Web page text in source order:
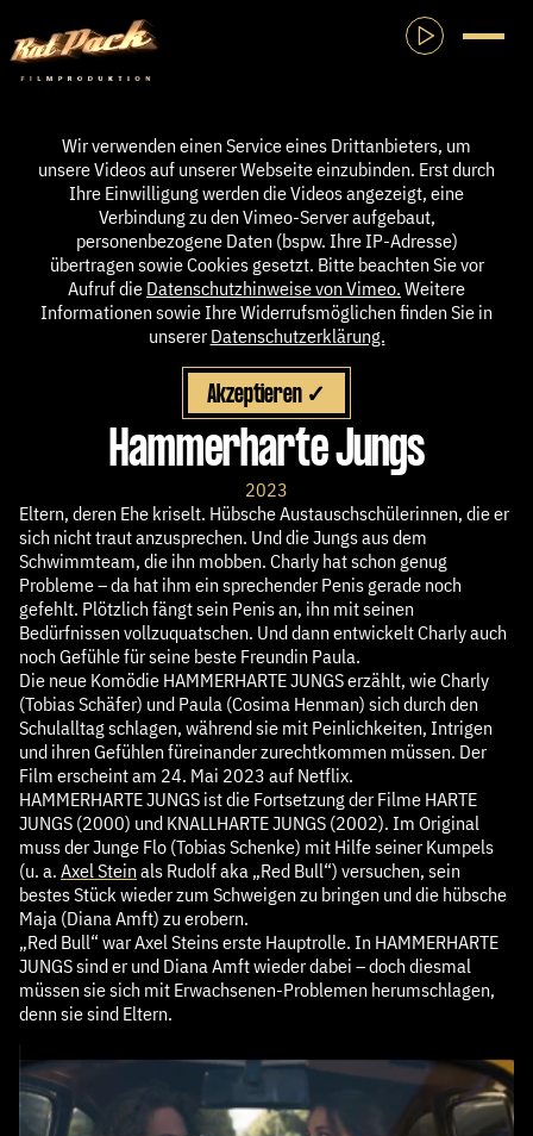
Rat Pack Film Ton ein- und
Wir verwenden einen Service eines Drittanbieters, um
unsere Videos auf unserer Webseite einzubinden. Erst durch
Ihre Einwilligung werden die Videos angezeigt, eine
Verbindung zu den Vimeo-Server aufgebaut,
personenbezogene Daten (bspw. Ihre IP-Adresse)
übertragen sowie Cookies gesetzt. Bitte beachten Sie vor
Aufruf die Datenschutzhinweise von Vimeo. Weitere
Informationen sowie Ihre Widerrufsmöglichen finden Sie in
unserer Datenschutzerklärung.
Akzeptieren ✓
Hammerharte Jungs
2023
Eltern, deren Ehe kriselt. Hübsche Austauschschülerinnen, die er
sich nicht traut anzusprechen. Und die Jungs aus dem
Schwimmteam, die ihn mobben. Charly hat schon genug
Probleme – da hat ihm ein sprechender Penis gerade noch
gefehlt. Plötzlich fängt sein Penis an, ihn mit seinen
Bedürfnissen vollzuquatschen. Und dann entwickelt Charly auch
noch Gefühle für seine beste Freundin Paula.
Die neue Komödie HAMMERHARTE JUNGS erzählt, wie Charly
(Tobias Schäfer) und Paula (Cosima Henman) sich durch den
Schulalltag schlagen, während sie mit Peinlichkeiten, Intrigen
und ihren Gefühlen füreinander zurechtkommen müssen. Der
Film erscheint am 24. Mai 2023 auf Netflix.
HAMMERHARTE JUNGS ist die Fortsetzung der Filme HARTE
JUNGS (2000) und KNALLHARTE JUNGS (2002). Im Original
muss der Junge Flo (Tobias Schenke) mit Hilfe seiner Kumpels
(u. a. Axel Stein als Rudolf aka „Red Bull“) versuchen, sein
bestes Stück wieder zum Schweigen zu bringen und die hübsche
Maja (Diana Amft) zu erobern.
„Red Bull“ war Axel Steins erste Hauptrolle. In HAMMERHARTE
JUNGS sind er und Diana Amft wieder dabei – doch diesmal
müssen sie sich mit Erwachsenen-Problemen herumschlagen,
denn sie sind Eltern.